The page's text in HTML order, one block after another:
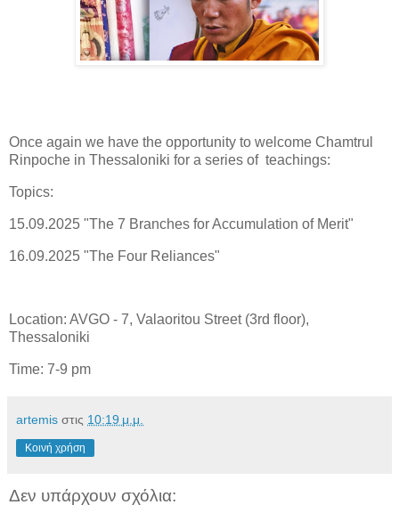
Once again we have the opportunity to welcome Chamtrul
Rinpoche in Thessaloniki for a series of teachings:
Topics:
15.09.2025 "The 7 Branches for Accumulation of Merit"
16.09.2025 "The Four Reliances"
Location: AVGO - 7, Valaoritou Street (3rd floor),
Thessaloniki
Time: 7-9 pm
artemis στις 10:19 μ.μ.
Κοινή χρήση
Δεν υπάρχουν σχόλια: